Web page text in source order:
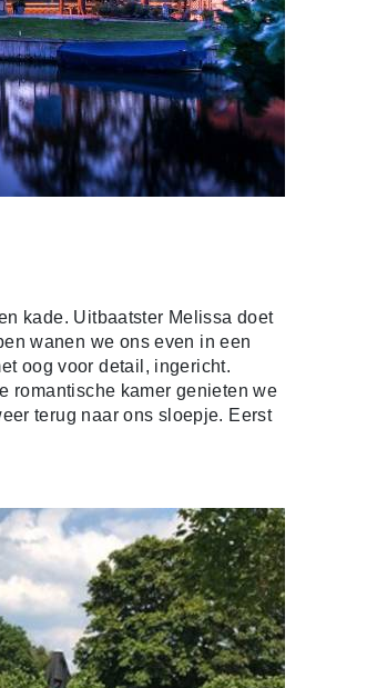
kade. Uitbaatster Melissa doet
wanen we ons even in een
oog voor detail, ingericht.
romantische kamer genieten we
terug naar ons sloepje. Eerst